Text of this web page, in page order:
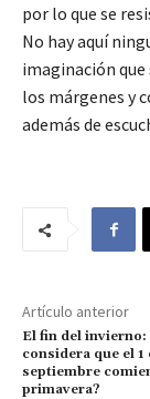
por lo que se
No hay aquí
imaginación
los márgenes y
además de
Artículo anterior
El fin del invierno:
considera que el 1
septiembre
primavera?